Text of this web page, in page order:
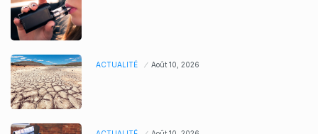
ACTUALITÉ Août 10, 2026